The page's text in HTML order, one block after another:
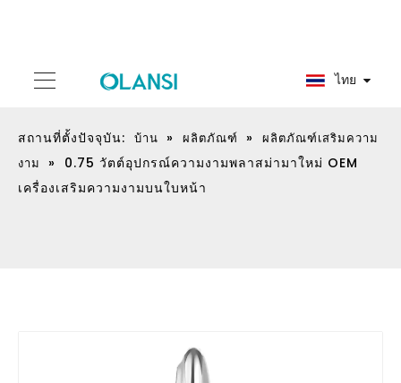
ไทย
สถานที่ตั้งปัจจุบัน: บ้าน » ผลิตภัณฑ์ »
ผลิตภัณฑ์เสริมความ
งาม
»
0.75 วัตต์อุปกรณ์ความงามพลาสม่ามาใหม่ OEM
เครื่องเสริมความงามบนใบหน้า